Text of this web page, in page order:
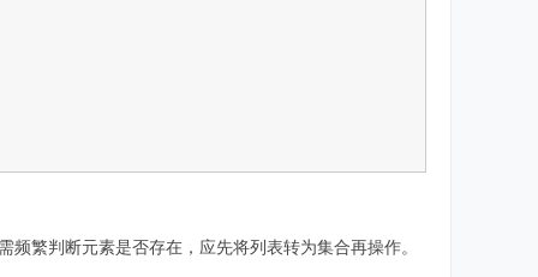
繁判断元素是否存在，应先将列表转为集合再操作。